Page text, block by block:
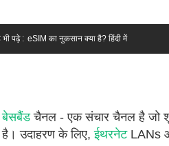
भी पढ़े : eSIM का नुकसान क्या है? हिंदी में
बेसबैंडचैनल - एक संचार चैनल है जो
है। उदाहरण के लिए,ईथरनेटLANs